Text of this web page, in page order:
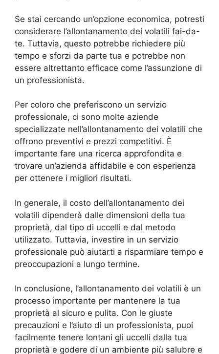
Se stai cercando un’opzione economica, potresti
considerare l’allontanamento dei volatili fai-da-
te. Tuttavia, questo potrebbe richiedere più
tempo e sforzi da parte tua e potrebbe non
essere altrettanto efficace come l’assunzione di
un professionista.
Per coloro che preferiscono un servizio
professionale, ci sono molte aziende
specializzate nell’allontanamento dei volatili che
offrono preventivi e prezzi competitivi. È
importante fare una ricerca approfondita e
trovare un’azienda affidabile e con esperienza
per ottenere i migliori risultati.
In generale, il costo dell’allontanamento dei
volatili dipenderà dalle dimensioni della tua
proprietà, dal tipo di uccelli e dal metodo
utilizzato. Tuttavia, investire in un servizio
professionale può aiutarti a risparmiare tempo e
preoccupazioni a lungo termine.
In conclusione, l’allontanamento dei volatili è un
processo importante per mantenere la tua
proprietà al sicuro e pulita. Con le giuste
precauzioni e l’aiuto di un professionista, puoi
facilmente tenere lontani gli uccelli dalla tua
proprietà e godere di un ambiente più salubre e